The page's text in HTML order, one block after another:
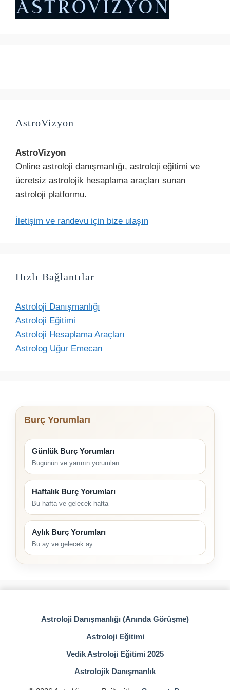
AstroVizyon
AstroVizyon
Online astroloji danışmanlığı, astroloji eğitimi ve
ücretsiz astrolojik hesaplama araçları sunan
astroloji platformu.
İletişim ve randevu için bize ulaşın
Hızlı Bağlantılar
Astroloji Danışmanlığı
Astroloji Eğitimi
Astroloji Hesaplama Araçları
Astrolog Uğur Emecan
Burç Yorumları
Günlük Burç Yorumları
Bugünün ve yarının yorumları
Haftalık Burç Yorumları
Bu hafta ve gelecek hafta
Aylık Burç Yorumları
Bu ay ve gelecek ay
Astroloji Danışmanlığı (Anında Görüşme)
Astroloji Eğitimi
Vedik Astroloji Eğitimi 2025
Astrolojik Danışmanlık